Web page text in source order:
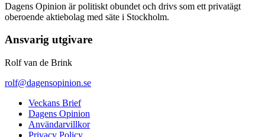
Dagens Opinion är politiskt obundet och drivs som ett privatägt
oberoende aktiebolag med säte i Stockholm.
Ansvarig utgivare
Rolf van de Brink
rolf@dagensopinion.se
Veckans Brief
Dagens Opinion
Användarvillkor
Privacy Policy